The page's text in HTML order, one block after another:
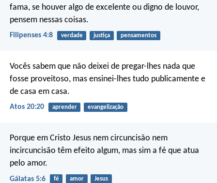
fama, se houver algo de excelente ou digno de louvor,
pensem nessas coisas.
Filipenses 4:8 verdade justiça pensamentos
Vocês sabem que não deixei de pregar-lhes nada que
fosse proveitoso, mas ensinei-lhes tudo publicamente e
de casa em casa.
Atos 20:20 aprender evangelização
Porque em Cristo Jesus nem circuncisão nem
incircuncisão têm efeito algum, mas sim a fé que atua
pelo amor.
Gálatas 5:6 fé amor Jesus